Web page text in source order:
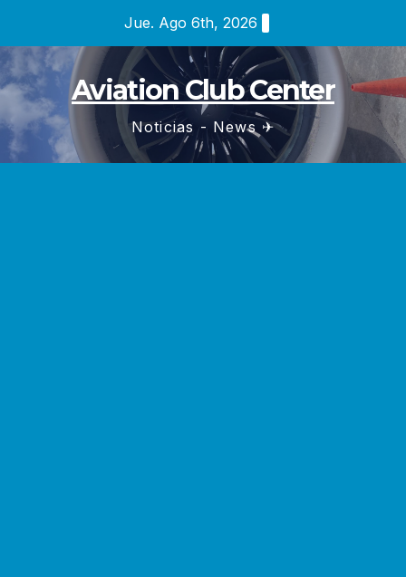
contenido
Jue. Ago 6th, 2026
Aviation Club Center
Noticias - News ✈